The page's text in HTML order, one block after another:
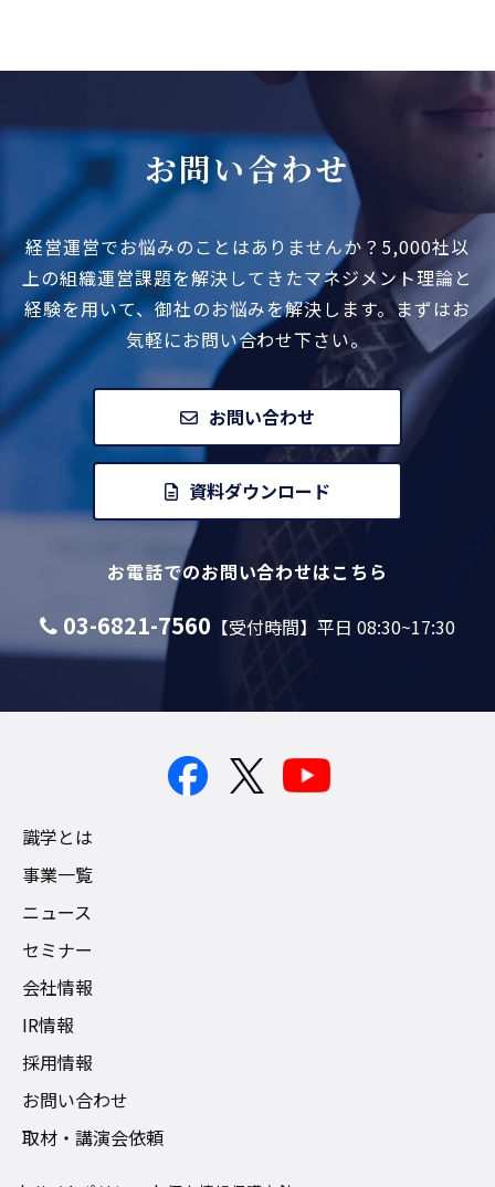
お問い合わせ
経営運営でお悩みのことはありませんか？ 5,000社以
上の組織運営課題を解決してきたマネジメント理論と
経験を用いて、御社のお悩みを解決します。まずはお
気軽にお問い合わせ下さい。
お問い合わせ
資料ダウンロード
お電話でのお問い合わせはこちら
03-6821-7560 【受付時間】平日 08:30~17:30
識学とは
事業一覧
ニュース
セミナー
会社情報
IR情報
採用情報
お問い合わせ
取材・講演会依頼